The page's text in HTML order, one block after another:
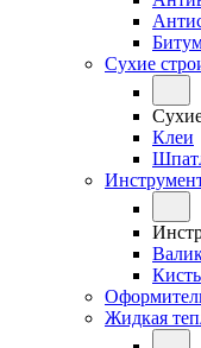
Сухие
Клеи
Кисть
Жидкая